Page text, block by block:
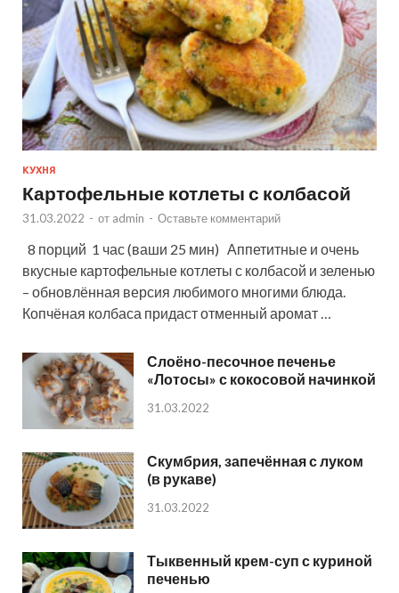
КУХНЯ
Картофельные котлеты с колбасой
31.03.2022 - от admin - Оставьте комментарий
8 порций 1 час (ваши 25 мин) Аппетитные и очень
вкусные картофельные котлеты с колбасой и зеленью
– обновлённая версия любимого многими блюда.
Копчёная колбаса придаст отменный аромат …
Слоёно-песочное печенье
«Лотосы» с кокосовой начинкой
31.03.2022
Скумбрия, запечённая с луком
(в рукаве)
31.03.2022
Тыквенный крем-суп с куриной
печенью